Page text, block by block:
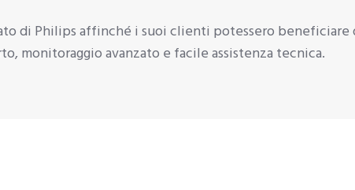
di Philips affinché i suoi clienti potessero
monitoraggio avanzato e facile assistenza tecnica.